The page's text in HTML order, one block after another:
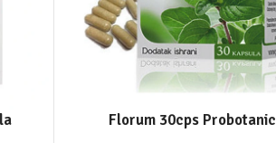
Florum 30cps Probotanic